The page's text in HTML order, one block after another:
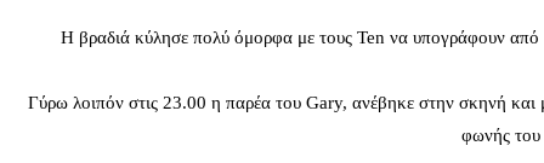
Η βραδιά κύλησε πολύ όμορφα με τους Ten να υπογράφουν από
Γύρω λοιπόν στις 23.00 η παρέα του Gary, ανέβηκε στην σκηνή και
φωνής του